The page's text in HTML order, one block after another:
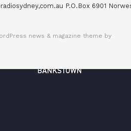
P.O.Box 6901
news & magazine theme by